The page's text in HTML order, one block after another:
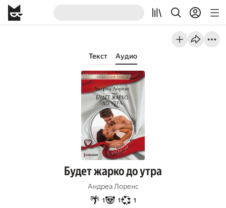
Текст Аудио
Будет жарко до утра
Андреа Лоренс
🌴 1🐼 1💞 1